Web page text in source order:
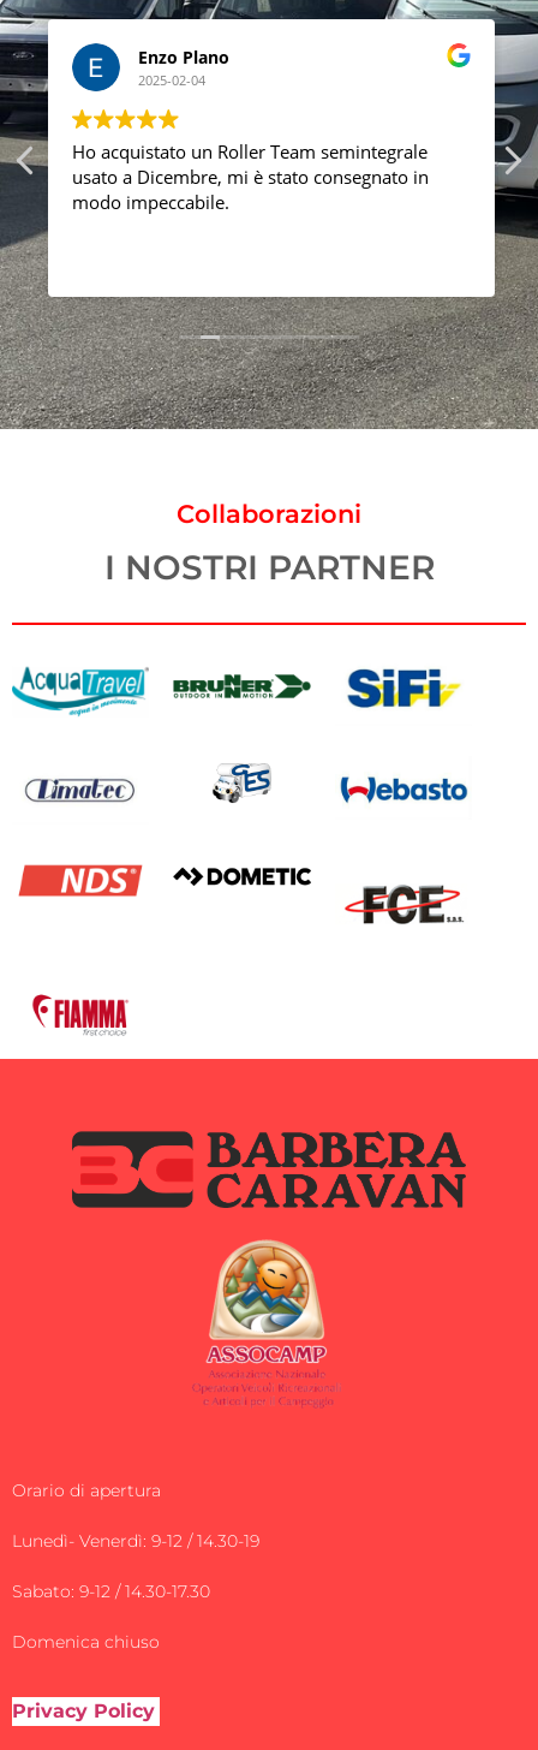
Enzo Plano
2025-02-04
Ho acquistato un Roller Team semintegrale
usato a Dicembre, mi è stato consegnato in
modo impeccabile.
Collaborazioni
I NOSTRI PARTNER
Orario di apertura
Lunedì- Venerdì: 9-12 / 14.30-19
Sabato: 9-12 / 14.30-17.30
Domenica chiuso
Privacy Policy